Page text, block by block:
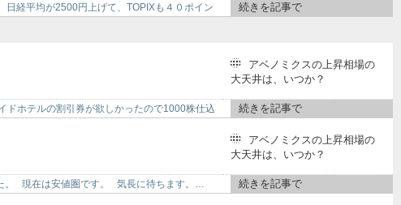
経平均が2500円上げて、TOPIXも４０ポイン
続きを記事で
アベノミクスの上昇相場の
大天井は、いつか？
ホテルの割引券が欲しかったので1000株仕込
続きを記事で
アベノミクスの上昇相場の
大天井は、いつか？
。 現在は安値圏です。 気長に待ちます。… 続きを記事で